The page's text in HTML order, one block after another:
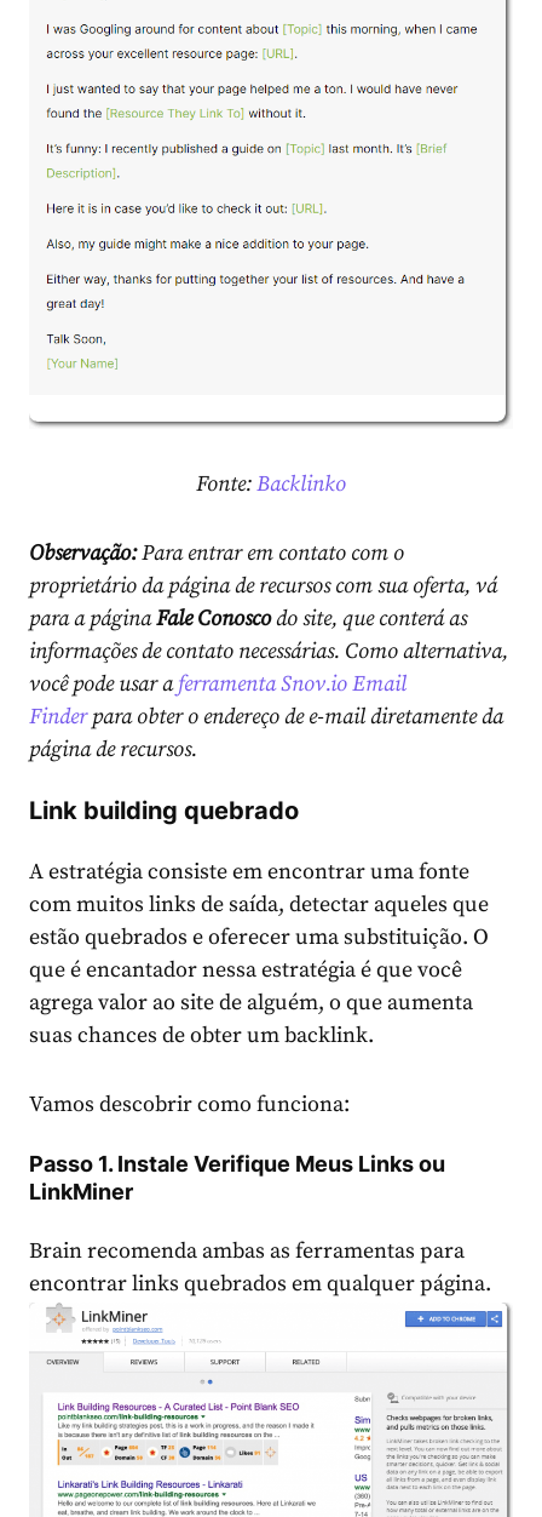
Fonte:Backlinko
Observação:Para entrar em contato com o
proprietário da página de recursos com sua oferta, vá
para a páginaFale Conoscodo site, que conterá as
informações de contato necessárias. Como alternativa,
você pode usar aferramenta Snov.io Email
Finder para obter o endereço de e-mail diretamente da
página de recursos.
Link building quebrado
A estratégia consiste em encontrar uma fonte
com muitos links de saída, detectar aqueles que
estão quebrados e oferecer uma substituição. O
que é encantador nessa estratégia é que você
agrega valor ao site de alguém, o que aumenta
suas chances de obter um backlink.
Vamos descobrir como funciona:
Passo 1. Instale Verifique Meus Links ou
LinkMiner
Brain recomenda ambas as ferramentas para
encontrar links quebrados em qualquer página.